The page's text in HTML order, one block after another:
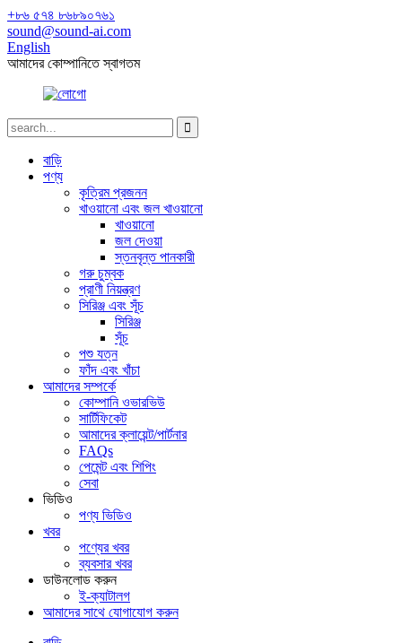
+৮৬ ৫৭৪ ৮৬৮৯০৭৬১
sound@sound-ai.com
English
আমাদের কোম্পানিতে স্বাগতম
বাড়ি
পণ্য
কৃত্রিম প্রজনন
খাওয়ানো এবং জল খাওয়ানো
খাওয়ানো
জল দেওয়া
স্তনবৃন্ত পানকারী
গরু চুম্বক
প্রাণী নিয়ন্ত্রণ
সিরিঞ্জ এবং সূঁচ
সিরিঞ্জ
সূঁচ
পশু যত্ন
ফাঁদ এবং খাঁচা
আমাদের সম্পর্কে
কোম্পানি ওভারভিউ
সার্টিফিকেট
আমাদের ক্লায়েন্ট/পার্টনার
FAQs
পেমেন্ট এবং শিপিং
সেবা
ভিডিও
পণ্য ভিডিও
খবর
পণ্যের খবর
ব্যবসার খবর
ডাউনলোড করুন
ই-ক্যাটালগ
আমাদের সাথে যোগাযোগ করুন